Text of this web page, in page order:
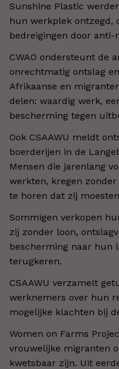
Sunshine Plastic
hun werkplek ontzegd,
bedreigingen door anti-
CWAO ondersteunt de
onrechtmatig ontslag
Afrikaanse en
delen: waardig werk,
bescherming tegen
Ook CSAAWU meldt
boerderijen in de
Mensen die jarenlang
werkten, kregen
te horen dat zij
Sommigen verkopen
zij zonder loon,
bescherming naar hun
terugkeren.
CSAAWU verzamelt
werknemers over hun
mogelijke klachten bij
Women on Farms
vrouwelijke migranten
kwetsbaar zijn. Uit